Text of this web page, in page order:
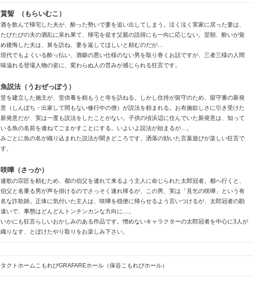
貰聟 （もらいむこ）
酒を飲んで帰宅した夫が、酔った勢いで妻を追い出してしまう。泣く泣く実家に戻った妻は、
たびたびの夫の酒乱に呆れ果て、帰宅を促す父親の説得にも一向に応じない。翌朝、酔いが覚
め後悔した夫は、舅を訪ね、妻を返してほしいと頼むのだが…
現代でもよくいる酔っ払い、酒癖の悪い仕様のない男を取り巻くお話ですが、三者三様の人間
味溢れる登場人物の姿に、変わらぬ人の営みが感じられる狂言です。
魚説法（うおぜっぽう）
堂を建立した施主が、堂供養を頼もうと寺を訪ねる。しかし住持が留守のため、留守番の新発
意（しんぼち・出家して間もない修行中の僧）が説法を頼まれる。お布施欲しさに引き受けた
新発意だが、実は一度も説法をしたことがない。子供の頃浜辺に住んでいた新発意は、知って
いる魚の名前を連ねてごまかすことにする。いよいよ説法が始まるが…。
みごとに魚の名が織り込まれた説法が聞きどころです。洒落の効いた言葉遊びが楽しい狂言で
す。
咲嘩（さっか）
連歌の宗匠を頼むため、都の伯父を連れて来るよう主人に命じられた太郎冠者。都へ行くと、
伯父と名乗る男が声を掛けるのでさっそく連れ帰るが、この男、実は「見乞の咲嘩」という有
名な詐欺師。正体に気付いた主人は、咲嘩を穏便に帰らせるよう言いつけるが、太郎冠者の勘
違いで、事態はどんどんトンチンカンな方向に…。
いかにも狂言らしいおかしみのある作品です。憎めないキャラクターの太郎冠者を中心に3人が
織りなす、とぼけたやり取りをお楽しみ下さい。
タクトホームこもれびGRAFAREホール（保谷こもれびホール）